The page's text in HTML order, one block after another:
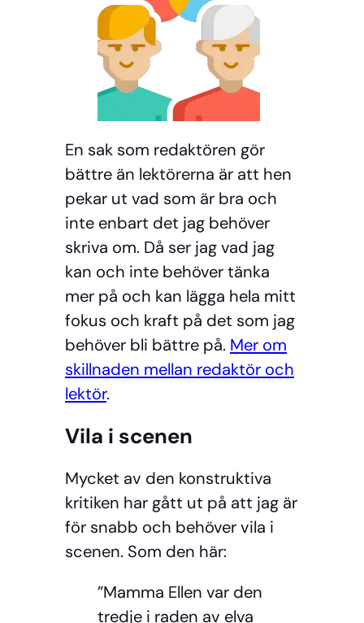
En sak som redaktören gör
bättre än lektörerna är att hen
pekar ut vad som är bra och
inte enbart det jag behöver
skriva om. Då ser jag vad jag
kan och inte behöver tänka
mer på och kan lägga hela mitt
fokus och kraft på det som jag
behöver bli bättre på. Mer om
skillnaden mellan redaktör och
lektör.
Vila i scenen
Mycket av den konstruktiva
kritiken har gått ut på att jag är
för snabb och behöver vila i
scenen. Som den här:
”Mamma Ellen var den
tredje i raden av elva